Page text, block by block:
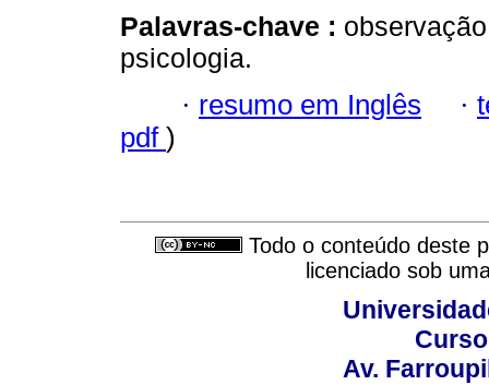
Palavras-chave :
psicologia.
· resumo em Inglês ·
pdf )
Todo o conteúdo deste
licenciado sob
Av.